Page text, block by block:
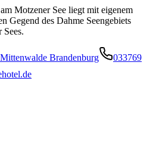
Motzener See liegt mit eigenem
Gegend des Dahme Seengebiets
Brandenburg
033769